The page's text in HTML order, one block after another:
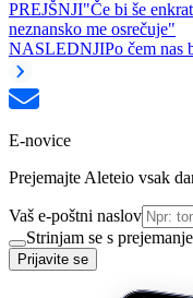
PREJŠNJI"Če bi še
neznansko me osrečuje"
NASLEDNJIPo čem nas
E-novice
Prejemajte Aleteio vsak
Vaš e-poštni naslov
Strinjam se s
Prijavite se